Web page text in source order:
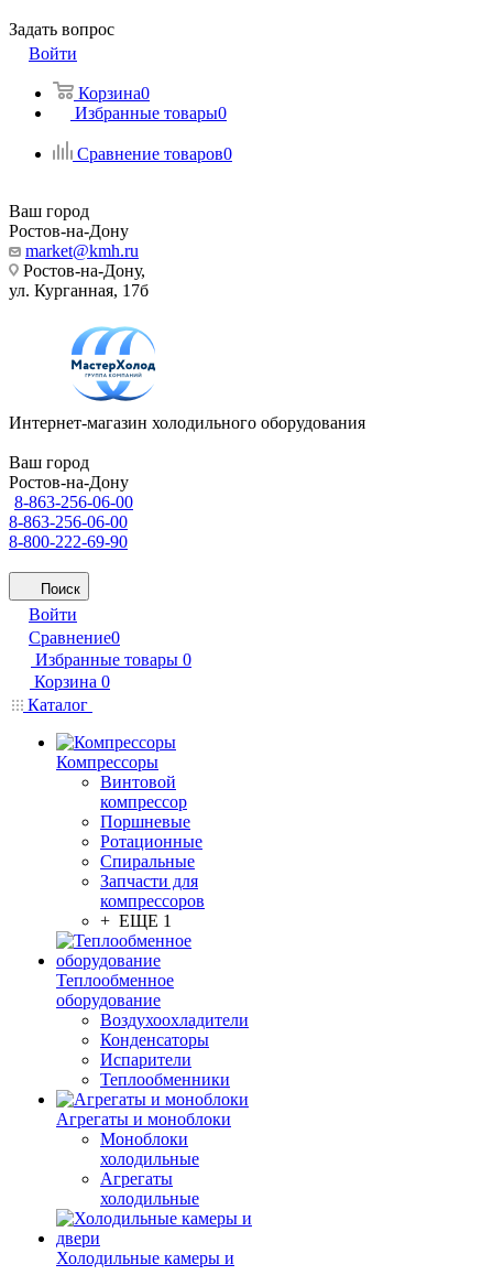
Задать вопрос
Войти
Корзина0
Избранные товары0
Сравнение товаров0
Ваш город
Ростов-на-Дону
market@kmh.ru
Ростов-на-Дону,
ул. Курганная, 17б
Интернет-магазин холодильного оборудования
Ваш город
Ростов-на-Дону
8-863-256-06-00
8-863-256-06-00
8-800-222-69-90
Поиск
Войти
Сравнение0
Избранные товары 0
Корзина 0
Каталог
Компрессоры
Винтовой
компрессор
Поршневые
Ротационные
Спиральные
Запчасти для
компрессоров
+ ЕЩЕ 1
Теплообменное
оборудование
Воздухоохладители
Конденсаторы
Испарители
Теплообменники
Агрегаты и моноблоки
Моноблоки
холодильные
Агрегаты
холодильные
Холодильные камеры и